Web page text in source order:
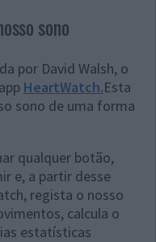
sono
por David Walsh, o
HeartWatch.Esta
sono de uma forma
qualquer botão,
e, a partir desse
regista o nosso
calcula o
estatísticas